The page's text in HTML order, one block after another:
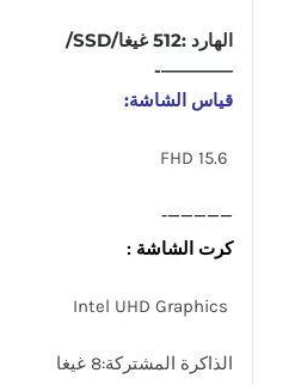
الهارد :512 غيغا/SSD/
————-
قياس الشاشة:
—————-
كرت الشاشة :
الذاكرة المشتركة:8 غيغا